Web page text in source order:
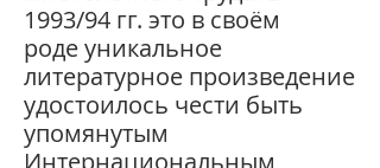
1993/94 гг. это в своём
роде уникальное
литературное произведение
удостоилось чести быть
упомянутым